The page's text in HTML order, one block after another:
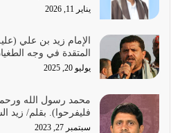
بحبل الله جميعاً وليس كل…
يوليو 22, 2026
يشاء ويذل من يشاء
يوليو 21, 2026
يناير 11, 2026
الإمام زيد بن علي
المتقدة في وجه
يوليو 20, 2025
محمد رسول الله
فليفرحوا). بقلم/ زيد
سبتمبر 27, 2023